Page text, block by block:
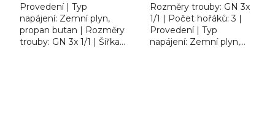
Provedení | Typ
napájení: Zemní plyn,
propan butan | Rozměry
trouby: GN 3x 1/1 | Šířka
Rozměry trouby: GN 3x
1/1 | Počet hořáků: 3 |
Provedení | Typ
napájení: Zemní plyn,